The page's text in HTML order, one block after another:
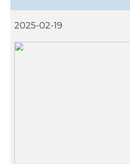
2025-02-19